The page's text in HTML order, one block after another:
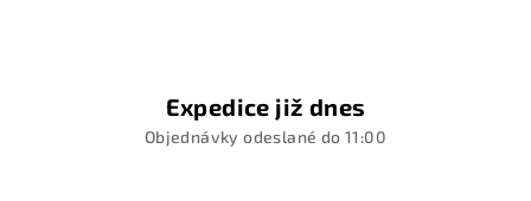
Expedice již dnes
Objednávky odeslané do 11:00